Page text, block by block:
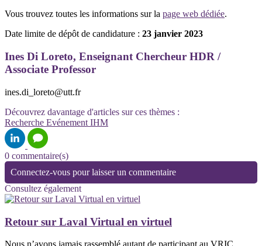
Vous trouvez toutes les informations sur la page web dédiée.
Date limite de dépôt de candidature : 23 janvier 2023
Ines Di Loreto, Enseignant Chercheur HDR /
Associate Professor
ines.di_loreto@utt.fr
Découvrez davantage d'articles sur ces thèmes :
Recherche Evénement IHM
0 commentaire(s)
Connectez-vous pour laisser un commentaire
Consultez également
Retour sur Laval Virtual en virtuel